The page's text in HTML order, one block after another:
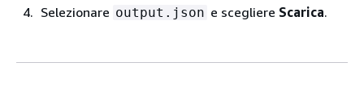
Selezionare output.json e scegliere Scarica.